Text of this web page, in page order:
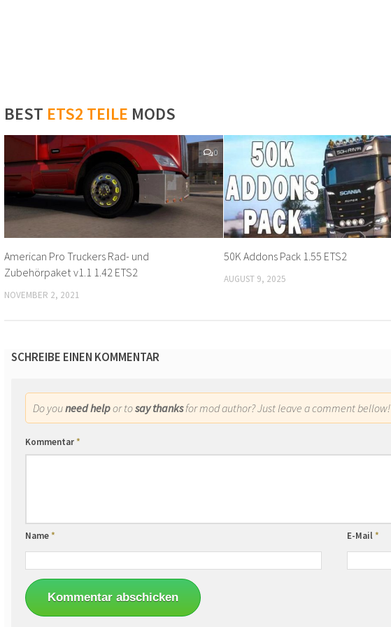
BEST ETS2 TEILE MODS
0
American Pro Truckers Rad- und
Zubehörpaket v1.1 1.42 ETS2
NOVEMBER 2, 2021
50K Addons Pack 1.55 ETS2
AUGUST 9, 2025
SCHREIBE EINEN KOMMENTAR
Do youneed helpor tosay thanksfor mod author? Just leave a comment bellow!
Kommentar*
Name* E-Mail*